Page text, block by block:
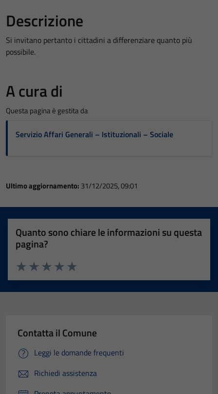
Descrizione
Si invitano pertanto i cittadini a differenziare quanto più
possibile.
A cura di
Questa pagina è gestita da
Servizio Affari Generali – Istituzionali – Sociale
Ultimo aggiornamento: 31/12/2025, 09:01
Quanto sono chiare le informazioni su questa
pagina?
Valuta 5 stelle su 5
Valuta 4 stelle su 5
Valuta 3 stelle su 5
Valuta 2 stelle su 5
Valuta 1 stelle su 5
Contatta il Comune
Leggi le domande frequenti
Richiedi assistenza